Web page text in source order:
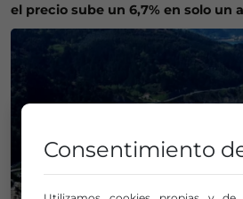
el precio sube un 6,7% en solo un
Consentimiento